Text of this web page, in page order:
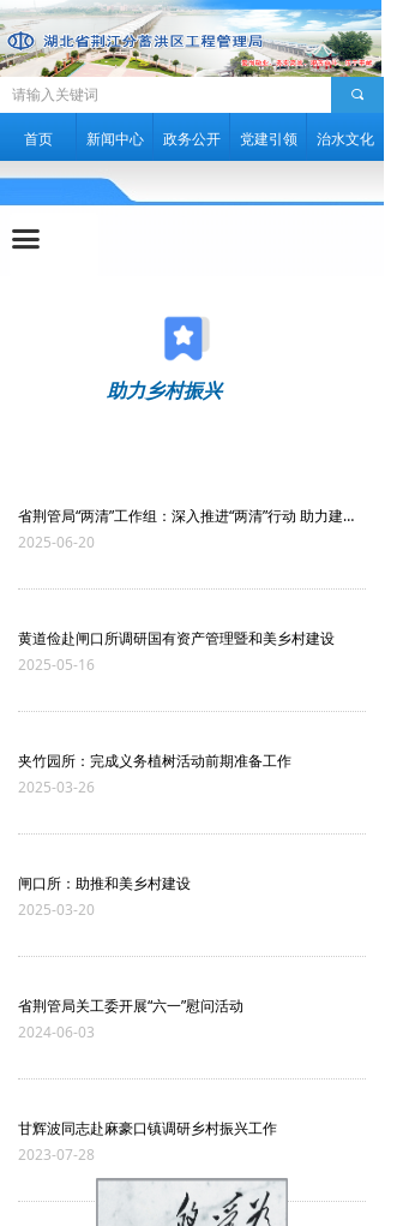
首页 新闻中心 政务公开 党建引领 治水文化
끠
省荆管局“两清”工作组：深入推进“两清”行动 助力建设“和美乡村”
2025-06-20
黄道俭赴闸口所调研国有资产管理暨和美乡村建设
2025-05-16
夹竹园所：完成义务植树活动前期准备工作
2025-03-26
闸口所：助推和美乡村建设
2025-03-20
省荆管局关工委开展“六一”慰问活动
2024-06-03
甘辉波同志赴麻豪口镇调研乡村振兴工作
2023-07-28
助力乡村振兴
끀
安全生产
文明创建
助力乡村振兴
荆管简报